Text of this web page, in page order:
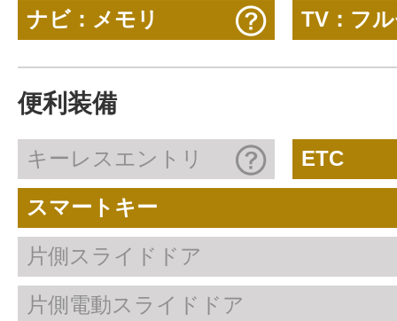
ナビ：メモリ TV：フ
便利装備
キーレスエントリ ETC
スマートキー
片側スライドドア
片側電動スライドドア